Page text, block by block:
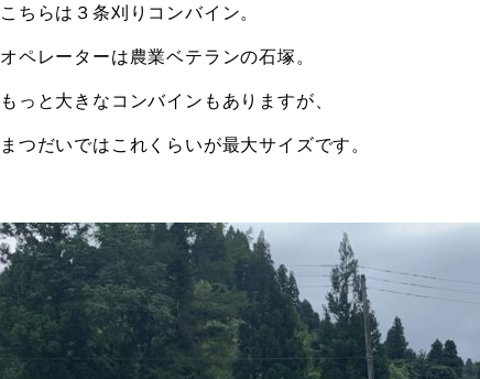
こちらは３条刈りコンバイン。
オペレーターは農業ベテランの石塚。
もっと大きなコンバインもありますが、
まつだいではこれくらいが最大サイズです。